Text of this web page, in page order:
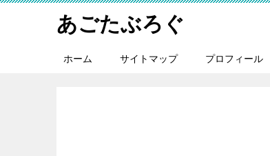
あごたぶろぐ
ホーム サイトマップ プロフィール